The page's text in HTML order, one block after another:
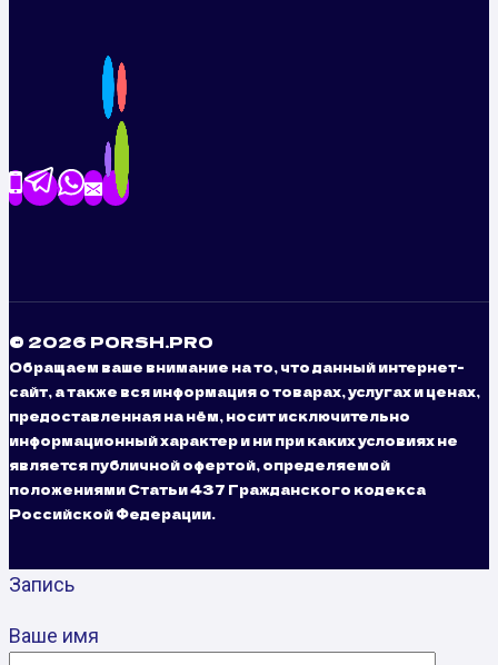
© 2026 PORSH.PRO
Обращаем ваше внимание на то, что данный интернет-
сайт, а также вся информация о товарах, услугах и ценах,
предоставленная на нём, носит исключительно
информационный характер и ни при каких условиях не
является публичной офертой, определяемой
положениями Статьи 437 Гражданского кодекса
Российской Федерации.
Запись
Ваше имя